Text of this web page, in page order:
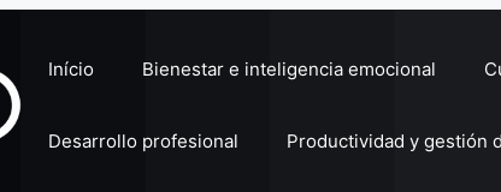
Início Bienestar e inteligencia emocional
Desarrollo profesional Productividad y gestión